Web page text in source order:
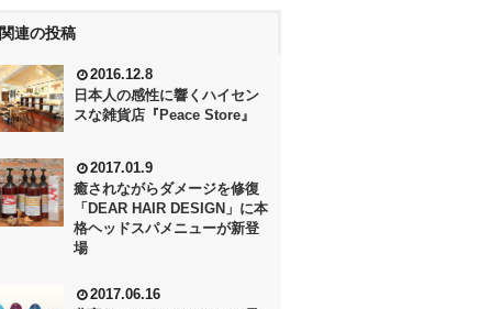
関連の投稿
2016.12.8
日本人の感性に響くハイセン
スな雑貨店『Peace Store』
2017.01.9
癒されながらダメージを修復
「DEAR HAIR DESIGN」に本
格ヘッドスパメニューが新登
場
2017.06.16